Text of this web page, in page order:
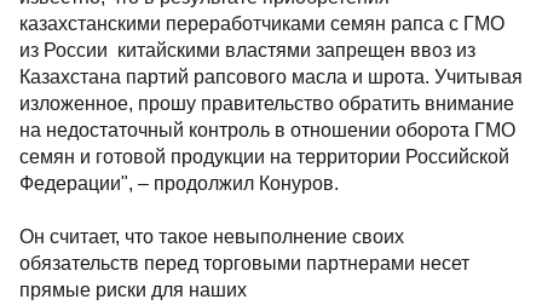
казахстанскими переработчиками семян рапса с ГМО
из России китайскими властями запрещен ввоз из
Казахстана партий рапсового масла и шрота. Учитывая
изложенное, прошу правительство обратить внимание
на недостаточный контроль в отношении оборота ГМО
семян и готовой продукции на территории Российской
Федерации", – продолжил Конуров.
Он считает, что такое невыполнение своих
обязательств перед торговыми партнерами несет
прямые риски для наших